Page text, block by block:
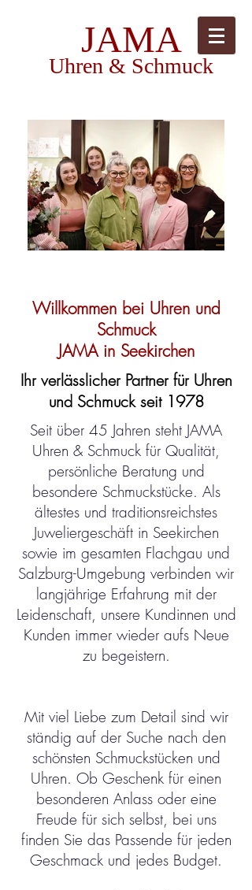
JAMA
Uhren & Schmuck
Willkommen bei Uhren und
Schmuck
JAMA in Seekirchen
Ihr verlässlicher Partner für Uhren
und Schmuck seit 1978
Seit über 45 Jahren steht JAMA
Uhren & Schmuck für Qualität,
persönliche Beratung und
besondere Schmuckstücke. Als
ältestes und traditionsreichstes
Juweliergeschäft in Seekirchen
sowie im gesamten Flachgau und
Salzburg-Umgebung verbinden wir
langjährige Erfahrung mit der
Leidenschaft, unsere Kundinnen und
Kunden immer wieder aufs Neue
zu begeistern.
Mit viel Liebe zum Detail sind wir
ständig auf der Suche nach den
schönsten Schmuckstücken und
Uhren. Ob Geschenk für einen
besonderen Anlass oder eine
Freude für sich selbst, bei uns
finden Sie das Passende für jeden
Geschmack und jedes Budget.